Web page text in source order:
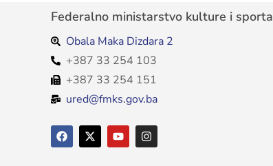
Federalno ministarstvo kulture i sporta
Obala Maka Dizdara 2
+387 33 254 103
+387 33 254 151
ured@fmks.gov.ba